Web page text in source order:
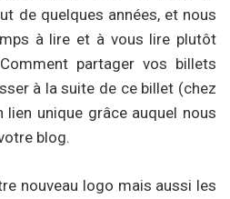
de quelques années, et nous
à lire et à vous lire plutôt
partager vos billets
à la suite de ce billet (chez
unique grâce auquel nous
blog.
nouveau logo mais aussi les